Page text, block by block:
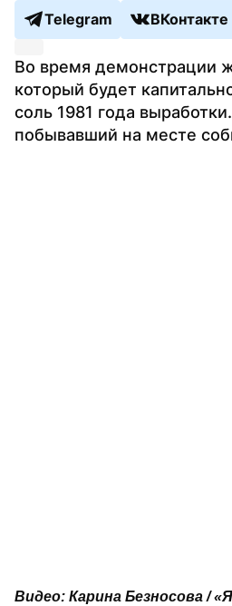
Telegram
ВКонтакте
Во время демонстрации
который будет
соль 1981 года
побывавший на месте
Видео: Карина Безносова /